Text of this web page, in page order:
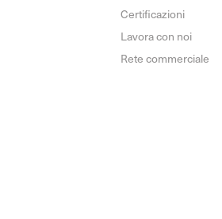
Certificazioni
Lavora con noi
Rete commerciale